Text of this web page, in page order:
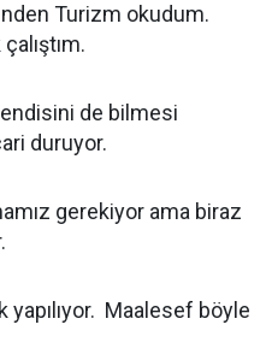
Turizm okudum.
de bilmesi
duruyor.
gerekiyor ama biraz
yapılıyor. Maalesef böyle